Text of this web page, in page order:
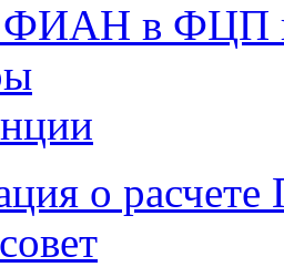
ФИАН в ФЦП
о